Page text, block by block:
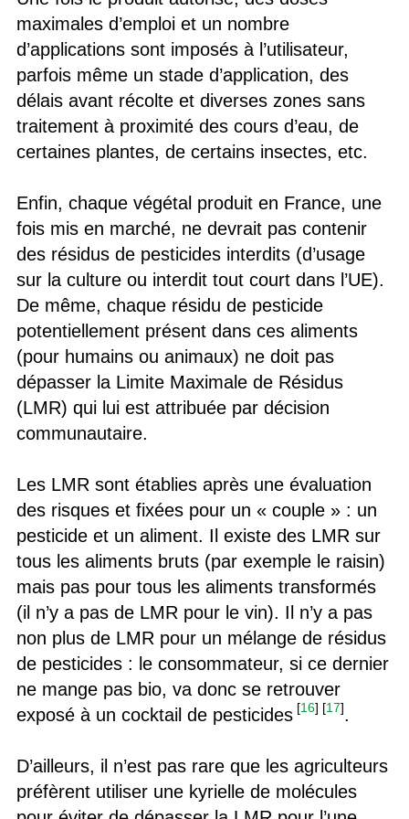
maximales d’emploi et un nombre
d’applications sont imposés à l’utilisateur,
parfois même un stade d’application, des
délais avant récolte et diverses zones sans
traitement à proximité des cours d’eau, de
certaines plantes, de certains insectes, etc.
Enfin, chaque végétal produit en France, une
fois mis en marché, ne devrait pas contenir
des résidus de pesticides interdits (d’usage
sur la culture ou interdit tout court dans l’UE).
De même, chaque résidu de pesticide
potentiellement présent dans ces aliments
(pour humains ou animaux) ne doit pas
dépasser la Limite Maximale de Résidus
(LMR) qui lui est attribuée par décision
communautaire.
Les LMR sont établies après une évaluation
des risques et fixées pour un « couple » : un
pesticide et un aliment. Il existe des LMR sur
tous les aliments bruts (par exemple le raisin)
mais pas pour tous les aliments transformés
(il n’y a pas de LMR pour le vin). Il n’y a pas
non plus de LMR pour un mélange de résidus
de pesticides : le consommateur, si ce dernier
ne mange pas bio, va donc se retrouver
exposé à un cocktail de pesticides [16] [17].
D’ailleurs, il n’est pas rare que les agriculteurs
préfèrent utiliser une kyrielle de molécules